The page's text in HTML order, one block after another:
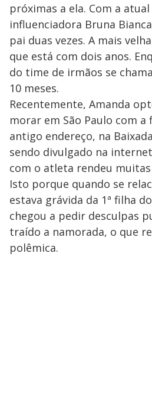
próximas a ela. Com a
influenciadora Bruna
pai duas vezes. A mais
que está com dois anos.
do time de irmãos se
10 meses.
Recentemente, Amanda
morar em São Paulo com a
antigo endereço, na
sendo divulgado na
com o atleta rendeu
Isto porque quando se
estava grávida da 1ª filha
chegou a pedir desculpas
traído a namorada, o que
polêmica.